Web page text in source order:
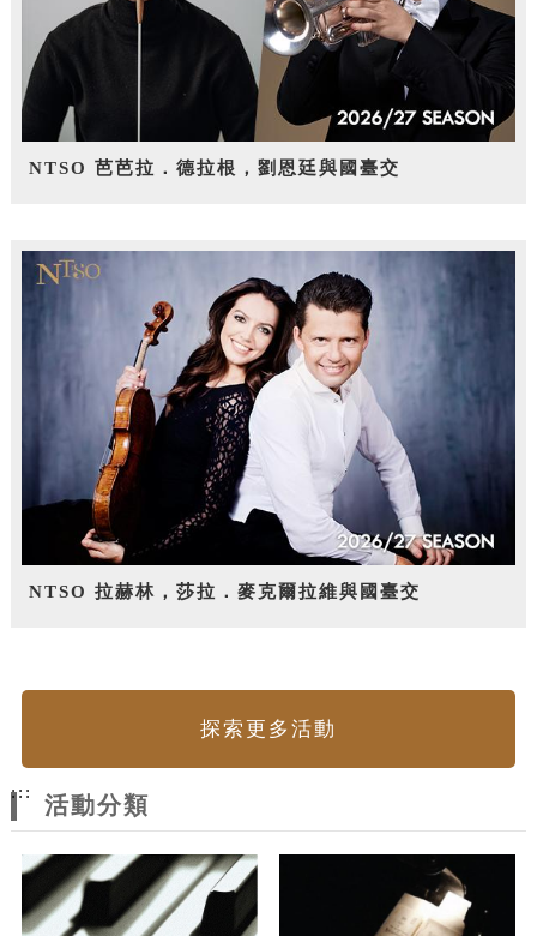
NTSO 芭芭拉．德拉根，劉恩廷與國臺交
NTSO 拉赫林，莎拉．麥克爾拉維與國臺交
探索更多活動
:::
活動分類